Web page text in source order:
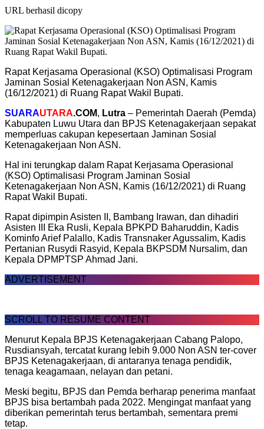
URL berhasil dicopy
Rapat Kerjasama Operasional (KSO) Optimalisasi Program
Jaminan Sosial Ketenagakerjaan Non ASN, Kamis
(16/12/2021) di Ruang Rapat Wakil Bupati.
SUARAUTARA.COM, Lutra – Pemerintah Daerah (Pemda)
Kabupaten Luwu Utara dan BPJS Ketenagakerjaan sepakat
memperluas cakupan kepesertaan Jaminan Sosial
Ketenagakerjaan Non ASN.
Hal ini terungkap dalam Rapat Kerjasama Operasional
(KSO) Optimalisasi Program Jaminan Sosial
Ketenagakerjaan Non ASN, Kamis (16/12/2021) di Ruang
Rapat Wakil Bupati.
Rapat dipimpin Asisten II, Bambang Irawan, dan dihadiri
Asisten III Eka Rusli, Kepala BPKPD Baharuddin, Kadis
Kominfo Arief Palallo, Kadis Transnaker Agussalim, Kadis
Pertanian Rusydi Rasyid, Kepala BKPSDM Nursalim, dan
Kepala DPMPTSP Ahmad Jani.
ADVERTISEMENT
SCROLL TO RESUME CONTENT
Menurut Kepala BPJS Ketenagakerjaan Cabang Palopo,
Rusdiansyah, tercatat kurang lebih 9.000 Non ASN ter-cover
BPJS Ketenagakerjaan, di antaranya tenaga pendidik,
tenaga keagamaan, nelayan dan petani.
Meski begitu, BPJS dan Pemda berharap penerima manfaat
BPJS bisa bertambah pada 2022. Mengingat manfaat yang
diberikan pemerintah terus bertambah, sementara premi
tetap.